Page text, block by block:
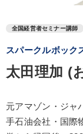
全国経営者セミナー講師
スパークルボッ
太田理加 (
元アマゾン・ジャ
手石油会社・国際